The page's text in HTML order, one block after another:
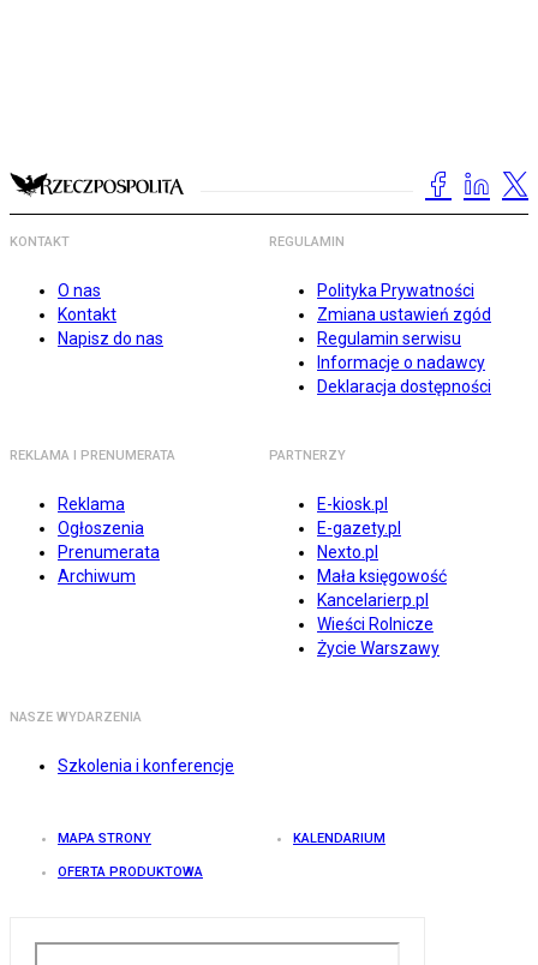
KONTAKT
O nas
Kontakt
Napisz do nas
REGULAMIN
Polityka Prywatności
Zmiana ustawień zgód
Regulamin serwisu
Informacje o nadawcy
Deklaracja dostępności
REKLAMA I PRENUMERATA
Reklama
Ogłoszenia
Prenumerata
Archiwum
PARTNERZY
E-kiosk.pl
E-gazety.pl
Nexto.pl
Mała księgowość
Kancelarierp.pl
Wieści Rolnicze
Życie Warszawy
NASZE WYDARZENIA
Szkolenia i konferencje
MAPA STRONY KALENDARIUM
OFERTA PRODUKTOWA